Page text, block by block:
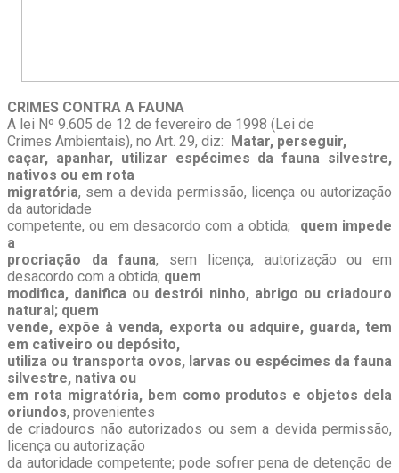
CRIMES CONTRA A FAUNA
A lei Nº 9.605 de 12 de fevereiro de 1998 (Lei de
Crimes Ambientais), no Art. 29, diz:
Matar, perseguir,
caçar, apanhar, utilizar espécimes da fauna silvestre,
nativos ou em rota
migratória, sem a devida permissão, licença ou autorização
da autoridade
competente, ou em desacordo com a obtida; quem impede
a
procriação da fauna, sem licença, autorização ou em
desacordo com a obtida; quem
modifica, danifica ou destrói ninho, abrigo ou criadouro
natural; quem
vende, expõe à venda, exporta ou adquire, guarda, tem
em cativeiro ou depósito,
utiliza ou transporta ovos, larvas ou espécimes da fauna
silvestre, nativa ou
em rota migratória, bem como produtos e objetos dela
oriundos, provenientes
de criadouros não autorizados ou sem a devida permissão,
licença ou autorização
da autoridade competente; pode sofrer pena de detenção de